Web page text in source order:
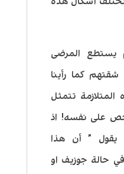
يستطع المرضى
شقتهم كما رأينا
تتمثل
على نفسه! اذ
يقول ” أن هذا
حالة جوزيف او